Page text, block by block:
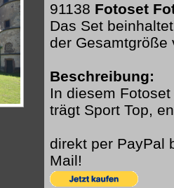
91138 Fotoset
Das Set
der Gesamtgröße
Beschreibung:
In diesem
trägt Sport Top,
direkt per PayPal
Mail!